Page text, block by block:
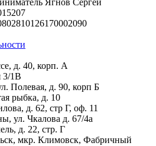
Ягнов Сергей
д. 40, корп. А
3/1В
Полевая, д. 90, корп Б
рыбка, д. 10
д. 62, стр Г, оф. 11
ул. Чкалова д. 67/4а
д. 22, стр. Г
мкр. Климовск, Фабричный